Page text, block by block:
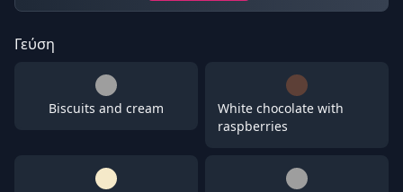
Γεύση
Biscuits and cream
White chocolate with
raspberries